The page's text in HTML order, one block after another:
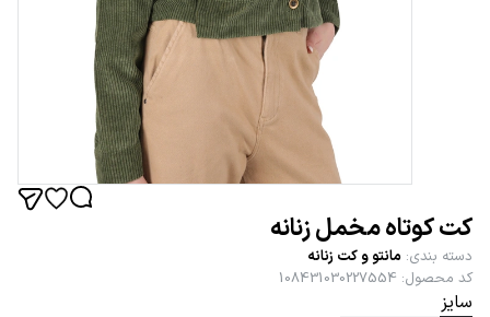
کت کوتاه مخمل زنانه
دسته بندی: مانتو و کت زنانه
کد محصول:
108431030227554
سایز